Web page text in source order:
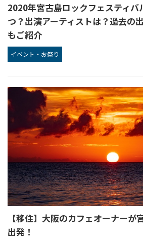
2020年宮古島ロックフェスティバ
つ？出演アーティストは？過去の
もご紹介
イベント・お祭り
【移住】大阪のカフェオーナーが
出発！